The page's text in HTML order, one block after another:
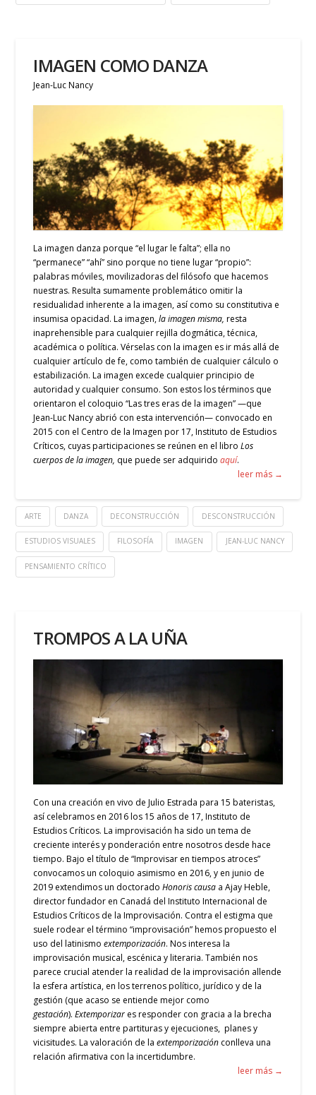
IMAGEN COMO DANZA
Jean-Luc Nancy
La imagen danza porque “el lugar le falta”; ella no
“permanece” “ahí” sino porque no tiene lugar “propio”:
palabras móviles, movilizadoras del filósofo que hacemos
nuestras. Resulta sumamente problemático omitir la
residualidad inherente a la imagen, así como su constitutiva e
insumisa opacidad. La imagen,la imagen misma, resta
inaprehensible para cualquier rejilla dogmática, técnica,
académica o política. Vérselas con la imagen es ir más allá de
cualquier artículo de fe, como también de cualquier cálculo o
estabilización. La imagen excede cualquier principio de
autoridad y cualquier consumo. Son estos los términos que
orientaron el coloquio “Las tres eras de la imagen” —que
Jean-Luc Nancy abrió con esta intervención— convocado en
2015 con el Centro de la Imagen por 17, Instituto de Estudios
Críticos, cuyas participaciones se reúnen en el libroLos
cuerpos de la imagen, que puede ser adquiridoaquí.
leer más →
ARTE DANZA DECONSTRUCCIÓN DESCONSTRUCCIÓN
ESTUDIOS VISUALES FILOSOFÍA IMAGEN JEAN-LUC NANCY
PENSAMIENTO CRÍTICO
TROMPOS A LA UÑA
Con una creación en vivo de Julio Estrada para 15 bateristas,
así celebramos en 2016 los 15 años de 17, Instituto de
Estudios Críticos. La improvisación ha sido un tema de
creciente interés y ponderación entre nosotros desde hace
tiempo. Bajo el título de “Improvisar en tiempos atroces”
convocamos un coloquio asimismo en 2016, y en junio de
2019 extendimos un doctoradoHonoris causa a Ajay Heble,
director fundador en Canadá del Instituto Internacional de
Estudios Críticos de la Improvisación. Contra el estigma que
suele rodear el término “improvisación” hemos propuesto el
uso del latinismoextemporización. Nos interesa la
improvisación musical, escénica y literaria. También nos
parece crucial atender la realidad de la improvisación allende
la esfera artística, en los terrenos político, jurídico y de la
gestión (que acaso se entiende mejor como
gestación).Extemporizar es responder con gracia a la brecha
siempre abierta entre partituras y ejecuciones, planes y
vicisitudes. La valoración de laextemporización conllevauna
relación afirmativa con la incertidumbre.
leer más →